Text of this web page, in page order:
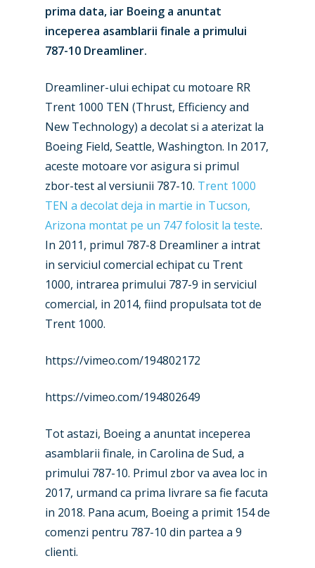
prima data, iar Boeing a anuntat
inceperea asamblarii finale a primului
787-10 Dreamliner.
Dreamliner-ului echipat cu motoare RR
Trent 1000 TEN (Thrust, Efficiency and
New Technology) a decolat si a aterizat la
Boeing Field, Seattle, Washington. In 2017,
aceste motoare vor asigura si primul
zbor-test al versiunii 787-10. Trent 1000
TEN a decolat deja in martie in Tucson,
Arizona montat pe un 747 folosit la teste.
In 2011, primul 787-8 Dreamliner a intrat
in serviciul comercial echipat cu Trent
1000, intrarea primului 787-9 in serviciul
comercial, in 2014, fiind propulsata tot de
Trent 1000.
https://vimeo.com/194802172
https://vimeo.com/194802649
Tot astazi, Boeing a anuntat inceperea
asamblarii finale, in Carolina de Sud, a
primului 787-10. Primul zbor va avea loc in
2017, urmand ca prima livrare sa fie facuta
in 2018. Pana acum, Boeing a primit 154 de
comenzi pentru 787-10 din partea a 9
clienti.
New Routes